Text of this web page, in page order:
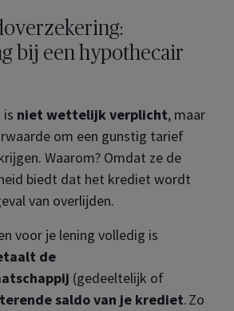
bij een hypothecair
is niet wettelijk verplicht, maar
om een gunstig tarief
Waarom? Omdat ze de
biedt dat het krediet wordt
van overlijden.
voor je lening volledig is
de
(gedeeltelijk of
saldo van je krediet. Zo